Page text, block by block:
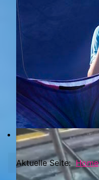
Aktuelle Seite:Home